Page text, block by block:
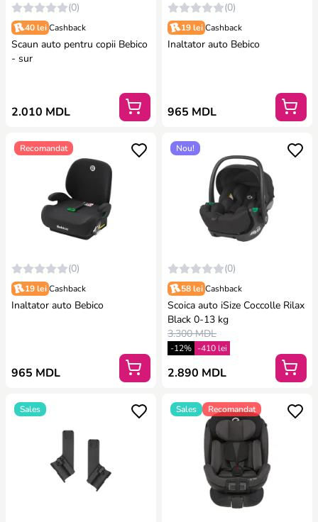
(0)
40 lei Cashback
Scaun auto pentru copii Bebico
- sur
2.010 MDL
(0)
19 lei Cashback
Inaltator auto Bebico
965 MDL
Recomandat
(0)
19 lei Cashback
Inaltator auto Bebico
965 MDL
Nou!
(0)
58 lei Cashback
Scoica auto iSize Coccolle Rilax
Black 0-13 kg
3.300 MDL
-12% -410 lei
2.890 MDL
Sales Sales Recomandat